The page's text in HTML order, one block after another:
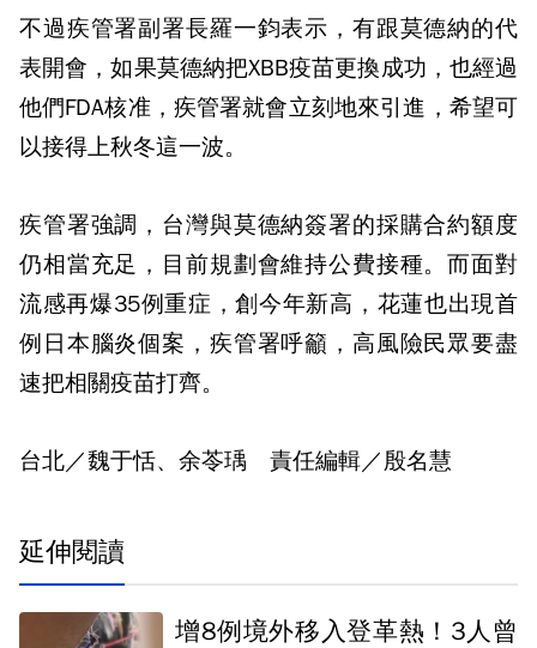
不過疾管署副署長羅一鈞表示，有跟莫德納的代
表開會，如果莫德納把XBB疫苗更換成功，也經過
他們FDA核准，疾管署就會立刻地來引進，希望可
以接得上秋冬這一波。
疾管署強調，台灣與莫德納簽署的採購合約額度
仍相當充足，目前規劃會維持公費接種。而面對
流感再爆35例重症，創今年新高，花蓮也出現首
例日本腦炎個案，疾管署呼籲，高風險民眾要盡
速把相關疫苗打齊。
台北／魏于恬、余苓瑀 責任編輯／殷名慧
延伸閱讀
增8例境外移入登革熱！3人曾